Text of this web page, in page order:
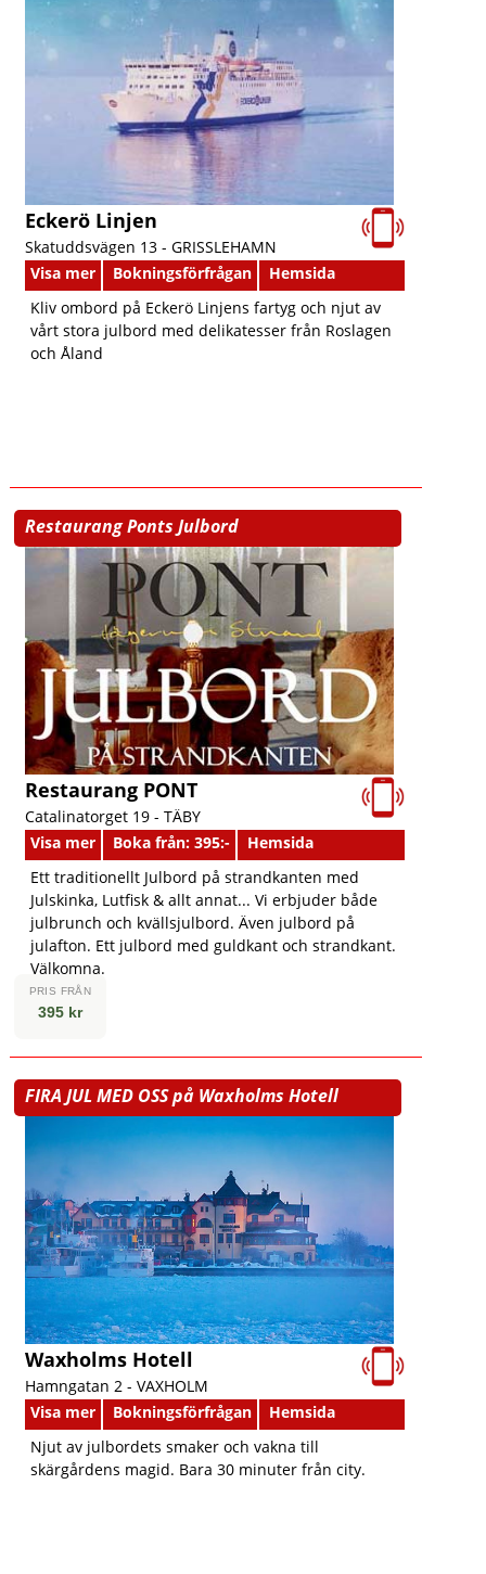
Eckerö Linjen
Skatuddsvägen 13 - GRISSLEHAMN
Visa mer
Bokningsförfrågan
Hemsida
Kliv ombord på Eckerö Linjens fartyg och njut av
vårt stora julbord med delikatesser från Roslagen
och Åland
Restaurang Ponts Julbord
Restaurang PONT
Catalinatorget 19 - TÄBY
Visa mer
Boka från: 395:-
Hemsida
Ett traditionellt Julbord på strandkanten med
Julskinka, Lutfisk & allt annat... Vi erbjuder både
julbrunch och kvällsjulbord. Även julbord på
julafton. Ett julbord med guldkant och strandkant.
Välkomna.
PRIS FRÅN
395 kr
FIRA JUL MED OSS på Waxholms Hotell
Waxholms Hotell
Hamngatan 2 - VAXHOLM
Visa mer
Bokningsförfrågan
Hemsida
Njut av julbordets smaker och vakna till
skärgårdens magid. Bara 30 minuter från city.